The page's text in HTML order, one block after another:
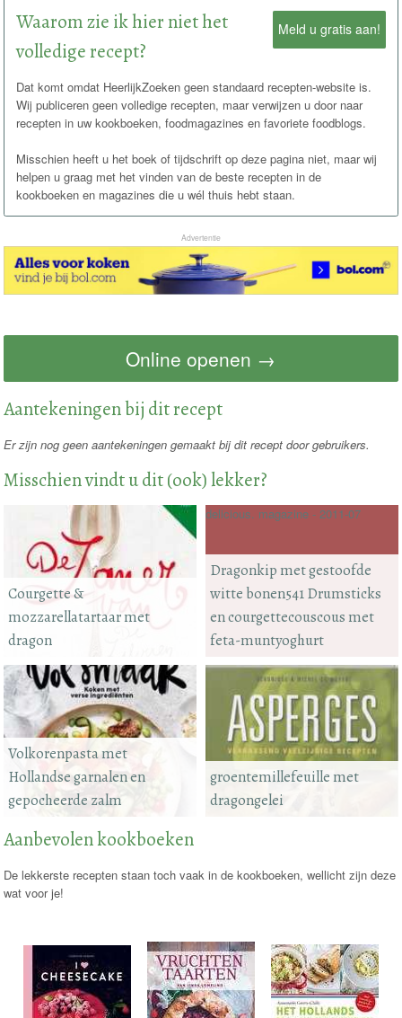
Meld u gratis aan!
Waarom zie ik hier niet het
volledige recept?
Dat komt omdat HeerlijkZoeken geen standaard recepten-website is.
Wij publiceren geen volledige recepten, maar verwijzen u door naar
recepten in uw kookboeken, foodmagazines en favoriete foodblogs.
Misschien heeft u het boek of tijdschrift op deze pagina niet, maar wij
helpen u graag met het vinden van de beste recepten in de
kookboeken en magazines die u wél thuis hebt staan.
Advertentie
Online openen →
Aantekeningen bij dit recept
Er zijn nog geen aantekeningen gemaakt bij dit recept door gebruikers.
Misschien vindt u dit (ook) lekker?
Dragonkip met gestoofde
witte bonen541 Drumsticks
en courgettecouscous met
feta-muntyoghurt
delicious. magazine - 2011-07
Courgette &
mozzarellatartaar met
dragon
groentemillefeuille met
dragongelei
Volkorenpasta met
Hollandse garnalen en
gepocheerde zalm
Aanbevolen kookboeken
De lekkerste recepten staan toch vaak in de kookboeken, wellicht zijn deze
wat voor je!